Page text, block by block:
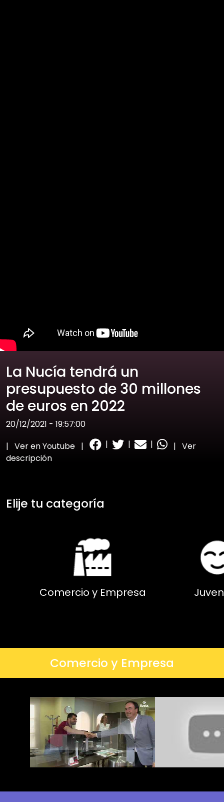
La Nucía tendrá un
presupuesto de 30 millones
de euros en 2022
20/12/2021 - 19:57:00
| Ver en Youtube | | | | | Ver
descripción
Elije tu categoría
Comercio y Empresa
Comercio y Empresa